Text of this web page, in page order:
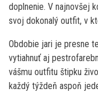
doplnenie. V najnovšej
svoj dokonalý outfit, v
Obdobie jari je presne
vytiahnuť aj
vášmu outfitu štipku
každý týždeň aspoň